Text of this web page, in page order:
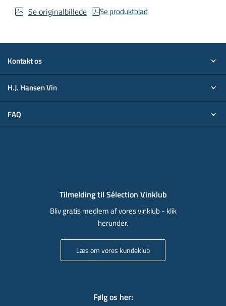
Se originalbillede
Se produktblad
Kontakt os
H.J. Hansen Vin
FAQ
Tilmelding til Sélection Vinklub
Bliv gratis medlem af vores vinklub - klik
herunder.
Læs om vores kundeklub
Følg os her: